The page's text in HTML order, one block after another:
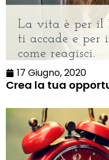
17 Giugno, 2020
Crea la tua